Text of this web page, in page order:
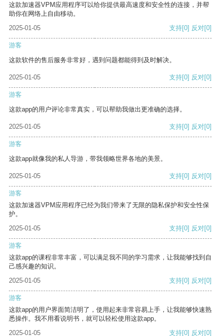
这款加速器VPM应用程序可以给你提供最高速度和安全性的连接，并帮
助你在网络上自由移动。
2025-01-05
支持[0] 反对[0]
游客
这款软件的售后服务非常好，遇到问题都能得到及时解决。
2025-01-05 支持[0] 反对[0]
游客
这款app的用户评论非常真实，可以帮助我做出更准确的选择。
2025-01-05 支持[0] 反对[0]
游客
这款app就像我的私人导游，带我领略世界各地的美景。
2025-01-05 支持[0] 反对[0]
游客
这款加速器VPM应用程序已经为我们带来了无限的隐私保护和安全性保
护。
2025-01-05
支持[0] 反对[0]
游客
这款app的课程非常丰富，可以满足我不同的学习需求，让我能够找到自
己感兴趣的知识。
2025-01-05
支持[0] 反对[0]
游客
这款app的用户界面简洁明了，使用起来非常容易上手，让我能够快速熟
悉操作。我不用看说明书，就可以轻松使用这款app。
2025-01-05
支持[0] 反对[0]